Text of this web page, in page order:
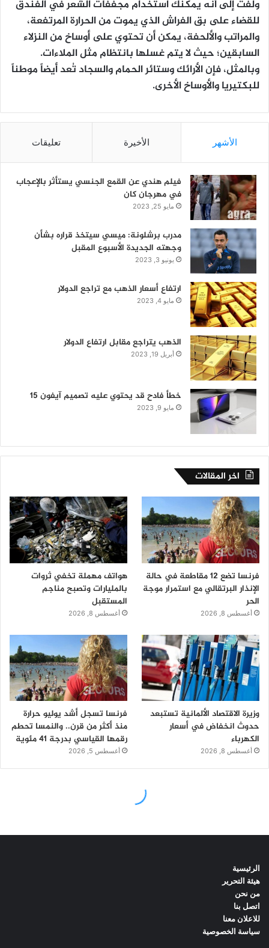
الرئيسية
هيئة التحرير
من نحن
اتصل بنا
للاعلان معنا
سياسة الخصوصية